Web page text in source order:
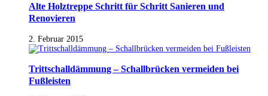
Alte Holztreppe Schritt für Schritt Sanieren und
Renovieren
2. Februar 2015
Trittschalldämmung – Schallbrücken vermeiden bei
Fußleisten